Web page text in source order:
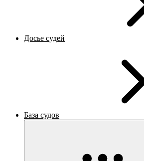
Досье судей
База судов